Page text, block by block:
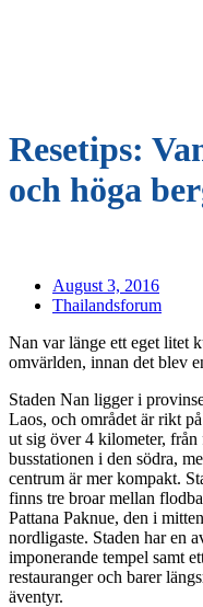
Resetips:
och höga
August 3, 2016
Thailandsforum
Nan var länge ett eget litet
omvärlden, innan det blev
Staden Nan ligger i
Laos, och området är rikt
ut sig över 4 kilometer,
busstationen i den södra,
centrum är mer kompakt.
finns tre broar mellan
Pattana Paknue, den i
nordligaste. Staden har en
imponerande tempel samt
restauranger och barer
äventyr.